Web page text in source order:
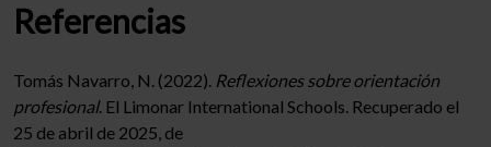
Referencias
Tomás Navarro, N. (2022). Reflexiones sobre orientación
profesional. El Limonar International Schools. Recuperado el
25 de abril de 2025, de